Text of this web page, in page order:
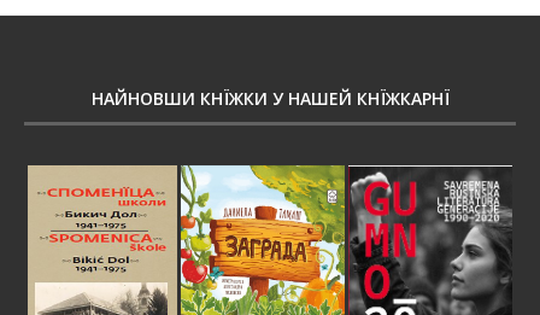
КОНТАКТ